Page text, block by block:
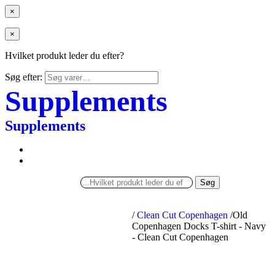
×
×
Hvilket produkt leder du efter?
Søg efter:
Supplements
Supplements
Søg
/ Clean Cut Copenhagen /Old
Copenhagen Docks T-shirt - Navy
- Clean Cut Copenhagen